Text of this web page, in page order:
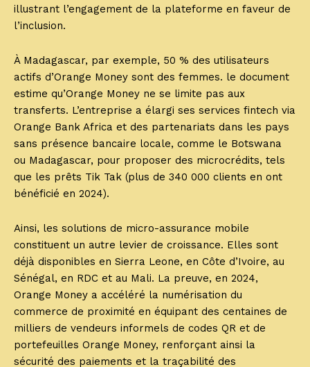
illustrant l’engagement de la plateforme en faveur de
l’inclusion.
À Madagascar, par exemple, 50 % des utilisateurs
actifs d’Orange Money sont des femmes. le document
estime qu’Orange Money ne se limite pas aux
transferts. L’entreprise a élargi ses services fintech via
Orange Bank Africa et des partenariats dans les pays
sans présence bancaire locale, comme le Botswana
ou Madagascar, pour proposer des microcrédits, tels
que les prêts Tik Tak (plus de 340 000 clients en ont
bénéficié en 2024).
Ainsi, les solutions de micro-assurance mobile
constituent un autre levier de croissance. Elles sont
déjà disponibles en Sierra Leone, en Côte d’Ivoire, au
Sénégal, en RDC et au Mali. La preuve, en 2024,
Orange Money a accéléré la numérisation du
commerce de proximité en équipant des centaines de
milliers de vendeurs informels de codes QR et de
portefeuilles Orange Money, renforçant ainsi la
sécurité des paiements et la traçabilité des